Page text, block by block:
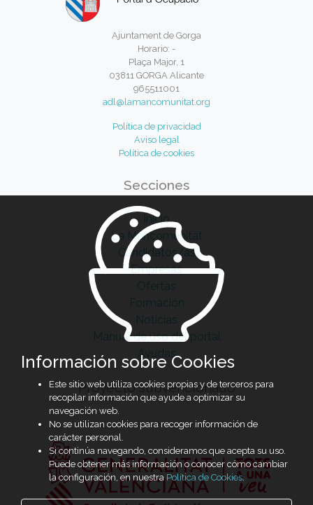
Ajuntament de Gorga
Horario: -
Plaça Major, 1
03811 GORGA Alicante
965511001
adl@lamancomunitat.org
Política de privacidad
Aviso legal
Política de cookies
Secciones
Inicio
La Mancomunitat
Candidatos/as
Empresas
Ofertas
Formación
Noticias
Manual de uso del portal
Ayudas
Proyecto subvencionado
Información sobre Cookies
Este sitio web utiliza cookies propias y de terceros para
recopilar información que ayude a optimizar su
navegación web.
No se utilizan cookies para recoger información de
carácter personal.
Si continúa navegando, consideramos que acepta su uso.
Puede obtener más información o conocer cómo cambiar
la configuración, en nuestra Política de Cookies.